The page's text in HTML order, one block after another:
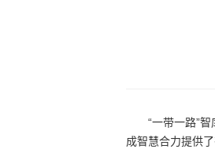
“一带一路”
成智慧合力提供了